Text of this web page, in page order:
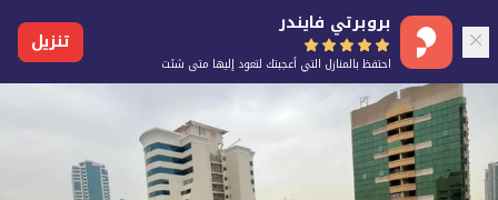
بروبرتي فايندر
احتفظ بالمنازل التي أعجبتك لتعود إليها متى شئت
تنزيل